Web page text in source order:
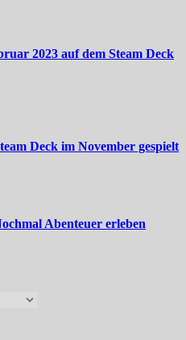
2023 auf dem Steam Deck
Deck im November gespielt
Abenteuer erleben